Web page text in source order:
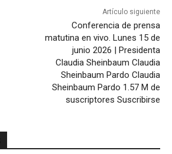
Artículo siguiente
Conferencia de prensa
matutina en vivo. Lunes 15 de
junio 2026 | Presidenta
Claudia Sheinbaum Claudia
Sheinbaum Pardo Claudia
Sheinbaum Pardo 1.57 M de
suscriptores Suscribirse